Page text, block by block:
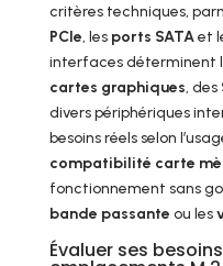
critères techniques,
PCIe, les ports SATAet
interfaces déterminent
cartes graphiques, des
divers périphériques
besoins réels selon
compatibilité carte
fonctionnement sans
bande passante ou les
Évaluer ses